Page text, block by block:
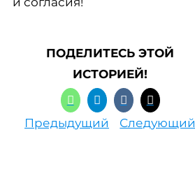
ПОДЕЛИТЕСЬ ЭТОЙ
ИСТОРИЕЙ!
Предыдущий Следующий